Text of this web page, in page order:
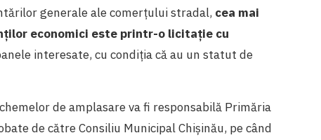
generale ale comerțului stradal, cea mai
economici este printr-o licitație cu
interesate, cu condiția că au un statut de
de amplasare va fi responsabilă Primăria
de către Consiliu Municipal Chișinău, pe când